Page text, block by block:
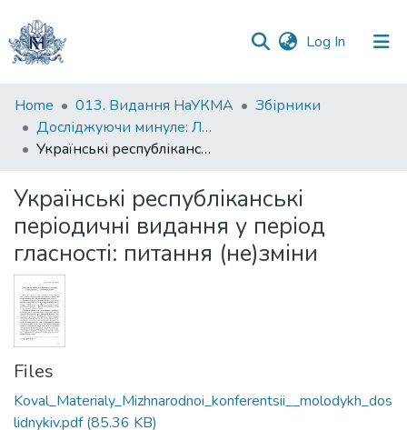
Log In (current)
Communities
&
Collections
Statistics
Home 013. Видання НаУКМА
Збірники
Досліджуючи минуле: Людина в умовах модерну
Українські республіканські періодичні видання у період гласності: питання (не)зміни
Українські республіканські
періодичні видання у період
гласності: питання (не)зміни
Files
Koval_Materialy_Mizhnarodnoi_konferentsii__molodykh_dos
lidnykiv.pdf(85.36 KB)